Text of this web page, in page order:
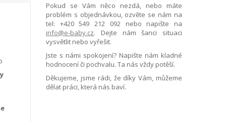
Pokud se Vám něco nezdá, nebo máte
problém s objednávkou, ozvěte se nám na
tel: +420 549 212 092nebo napište na
info@e-baby.cz. Dejte nám šanci situaci
vysvětlit nebo vyřešit.
Jste s námi spokojení? Napište nám kladné
hodnocení či pochvalu. Ta nás vždy potěší.
Děkujeme, jsme rádi, že díky Vám, můžeme
dělat práci, která nás baví.